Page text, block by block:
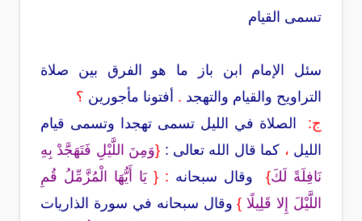
تسمى القيام
سئل الإمام ابن باز ما هو الفرق بين صلاة
التراويح والقيام والتهجد . أفتونا مأجورين ؟
ج:
الصلاة في الليل تسمى تهجدا وتسمى قيام
الليل ، كما قال الله تعالى : {وَمِنَ اللَّيْلِ فَتَهَجَّدْ بِهِ
نَافِلَةً لَكَ} وقال سبحانه :
{ يَا أَيُّهَا
الْمُزَّمِّلُ قُمِ
اللَّيْلَ إِلا قَلِيلًا } وقال سبحانه في سورة الذاريات